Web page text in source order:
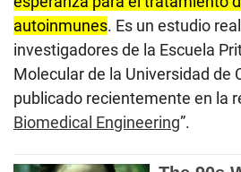
autoinmunes. Es un estudio
investigadores de la Escuela
Molecular de la Universidad de
publicado recientemente en la
Biomedical Engineering”.